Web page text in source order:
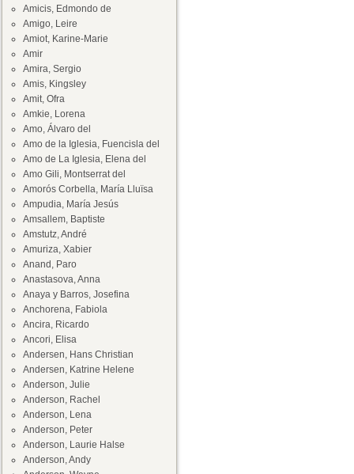
Amicis, Edmondo de
Amigo, Leire
Amiot, Karine-Marie
Amir
Amira, Sergio
Amis, Kingsley
Amit, Ofra
Amkie, Lorena
Amo, Álvaro del
Amo de la Iglesia, Fuencisla del
Amo de La Iglesia, Elena del
Amo Gili, Montserrat del
Amorós Corbella, María Lluïsa
Ampudia, María Jesús
Amsallem, Baptiste
Amstutz, André
Amuriza, Xabier
Anand, Paro
Anastasova, Anna
Anaya y Barros, Josefina
Anchorena, Fabiola
Ancira, Ricardo
Ancori, Elisa
Andersen, Hans Christian
Andersen, Katrine Helene
Anderson, Julie
Anderson, Rachel
Anderson, Lena
Anderson, Peter
Anderson, Laurie Halse
Anderson, Andy